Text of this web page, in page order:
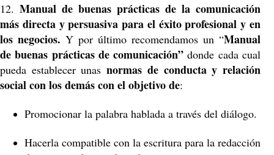
12. Manual de buenas prácticas de la comunicación
más directa y persuasiva para el éxito profesional y en
los negocios. Y por último recomendamos un “Manual
de buenas prácticas de comunicación” donde cada cual
pueda establecer unasnormas de conducta y relación
social con los demás con el objetivo de:
Promocionar la palabra hablada a través del diálogo.
Hacerla compatible con la escritura para la redacción